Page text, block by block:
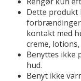
Dette produkt
kontakt med
creme,
Benyttes ikke
hud.
Benyt ikke